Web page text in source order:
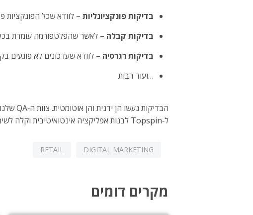
בדיקות פונקציונליות – לוודא שכל הפונקציות
בדיקות קבלה – לאשר שהפלטפורמה עומדת
בדיקות רגרסיה – לוודא שעדכונים לא פוגעים
…ועוד רבות
ל‑Topspin לבנות אפליקציה אינטואיטיבית וקלה לשימוש ולהבטיח חוויית משתמש ברמה הגבוהה ביותר.
DIGITAL MARKETING
RETAIL
מקרים דומים